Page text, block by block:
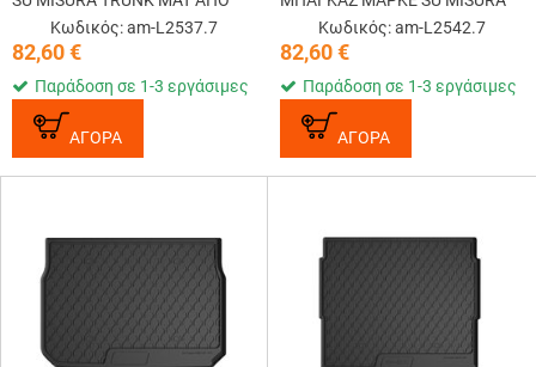
ΑΟΣΜΟ, ΜΗ ΤΟΞΙΚΟ,
ΟΙΚΟΛΟΓΙΚΟ ΚΑΙ
ΑΝΑΚΥΚΛΩΣΙΜΟ ΣΥΝΘΕΤΙΚΟ
ΛΑΣΤΙΧΟ LAMPA - 1 ...
Κωδικός: am-L2537.7
82,60€
Παράδοση σε 1-3 εργάσιμες
ΑΓΟΡΑ
TRUNK MAT ΑΠΟ ΑΟΣΜΟ, ΜΗ
ΤΟΞΙΚΟ, ΟΙΚΟΛΟΓΙΚΟ ΚΑΙ
ΑΝΑΚΥΚΛΩΣΙΜΟ ΣΥΝΘΕΤΙΚΟ
ΛΑΣΤΙΧΟ ...
Κωδικός: am-L2542.7
82,60€
Παράδοση σε 1-3 εργάσιμες
ΑΓΟΡΑ